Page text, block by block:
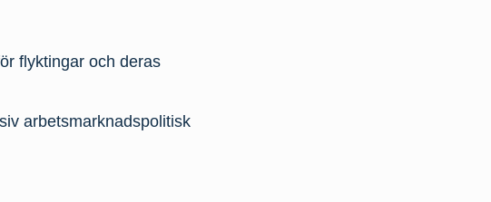
flyktingar och deras
arbetsmarknadspolitisk